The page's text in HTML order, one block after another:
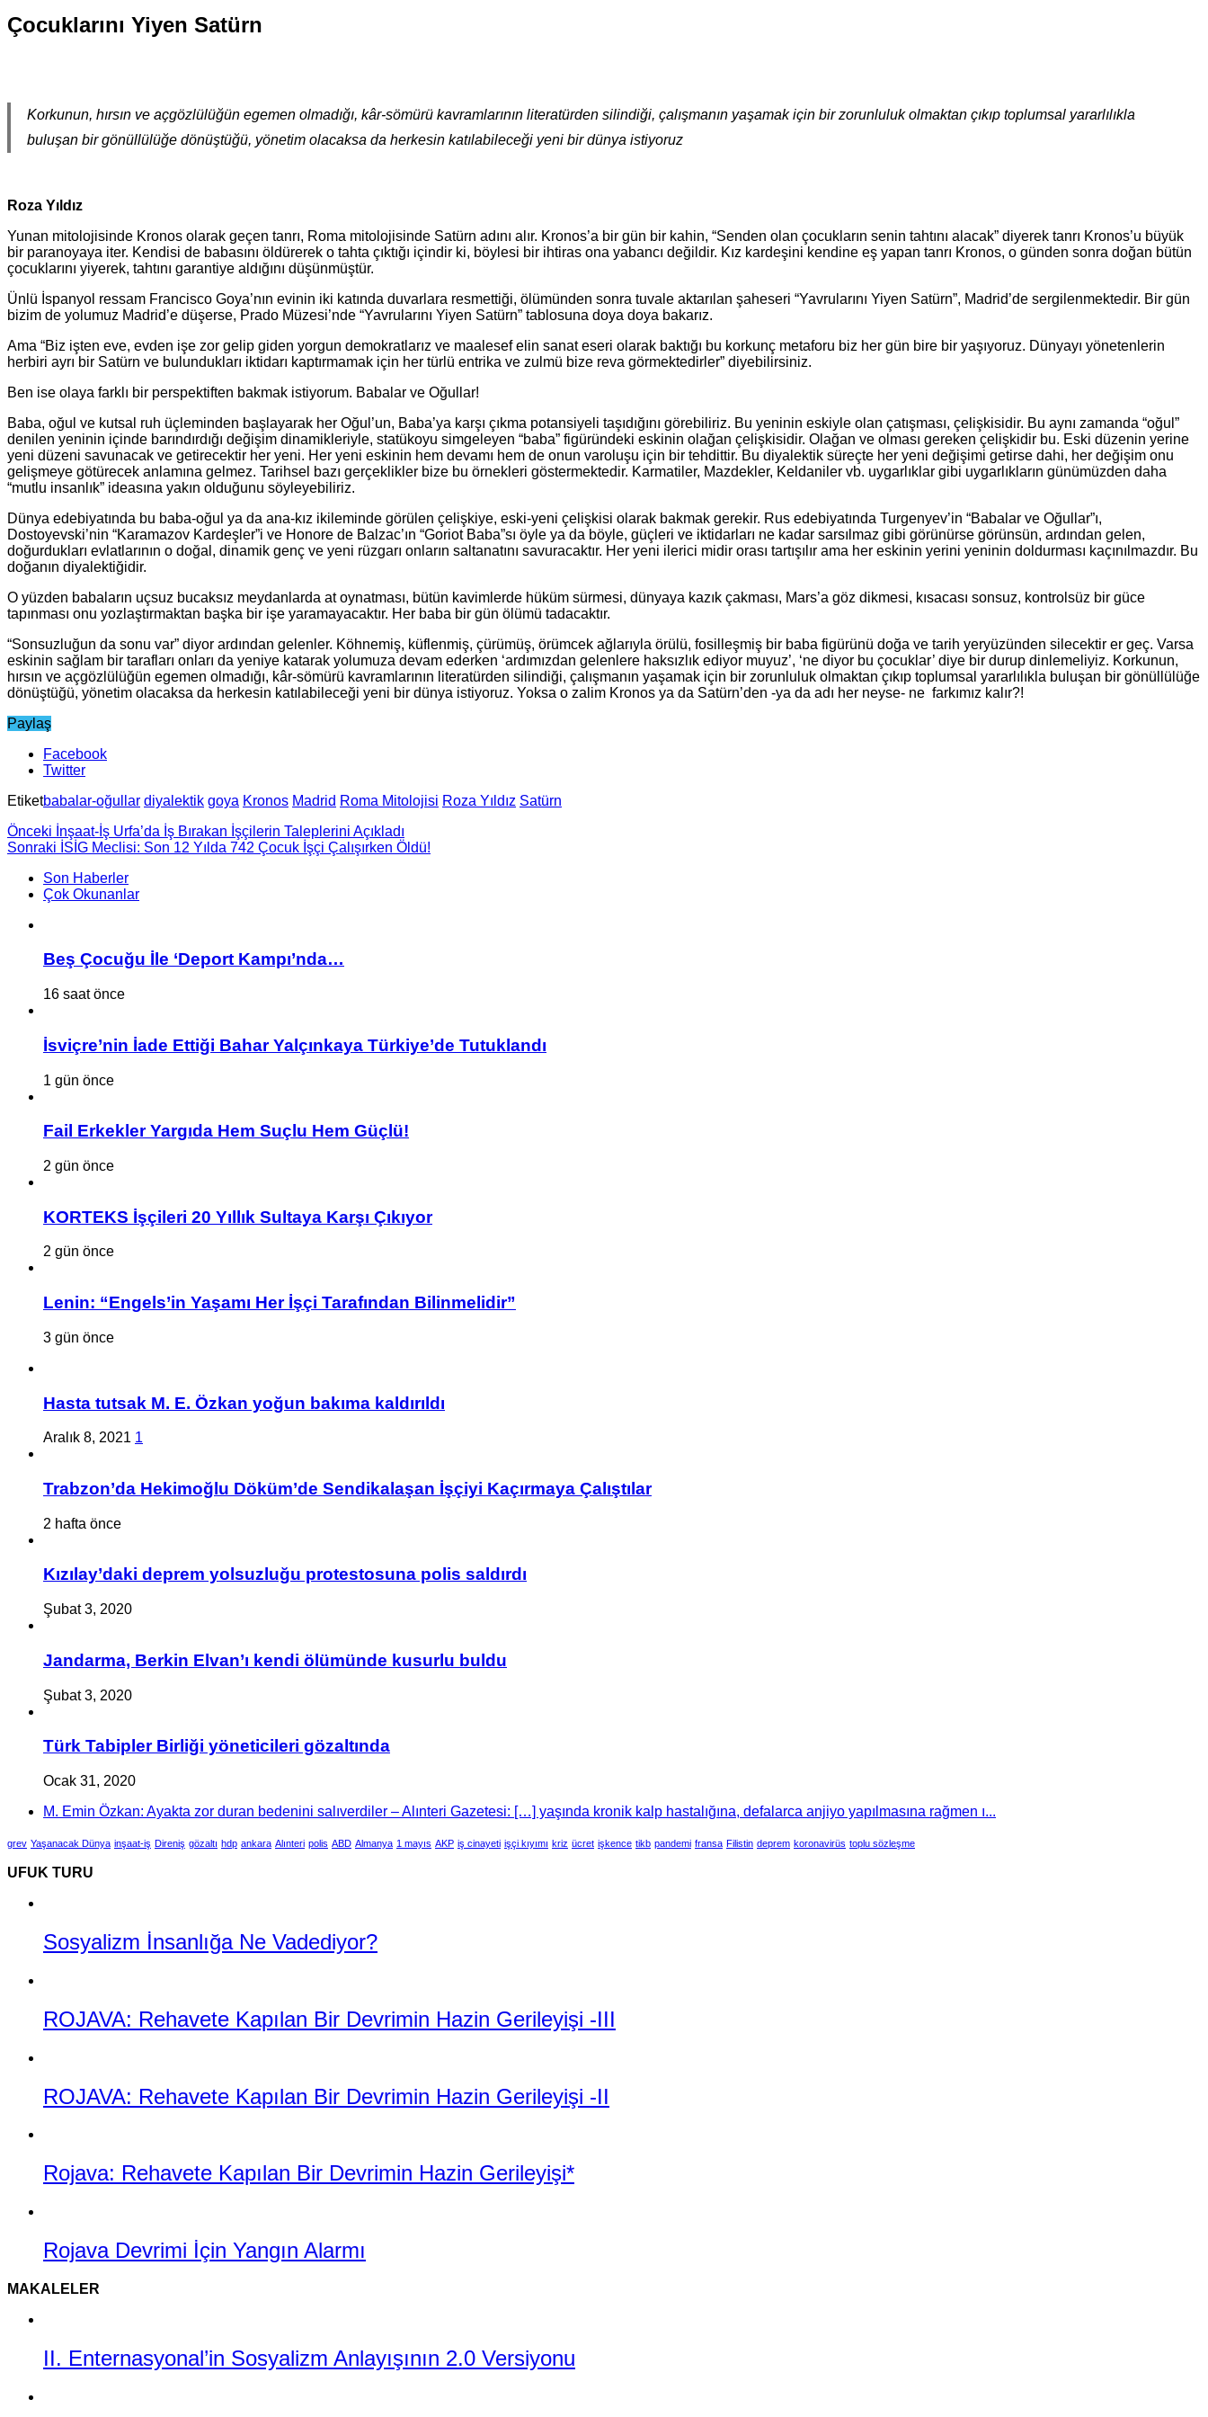
Çocuklarını Yiyen Satürn
Korkunun, hırsın ve açgözlülüğün egemen olmadığı, kâr-sömürü kavramlarının literatürden silindiği, çalışmanın yaşamak için bir zorunluluk olmaktan çıkıp toplumsal yararlılıkla
buluşan bir gönüllülüğe dönüştüğü, yönetim olacaksa da herkesin katılabileceği yeni bir dünya istiyoruz
Roza Yıldız
Yunan mitolojisinde Kronos olarak geçen tanrı, Roma mitolojisinde Satürn adını alır. Kronos’a bir gün bir kahin, “Senden olan çocukların senin tahtını alacak” diyerek tanrı Kronos’u büyük
bir paranoyaya iter. Kendisi de babasını öldürerek o tahta çıktığı içindir ki, böylesi bir ihtiras ona yabancı değildir. Kız kardeşini kendine eş yapan tanrı Kronos, o günden sonra doğan bütün
çocuklarını yiyerek, tahtını garantiye aldığını düşünmüştür.
Ünlü İspanyol ressam Francisco Goya’nın evinin iki katında duvarlara resmettiği, ölümünden sonra tuvale aktarılan şaheseri “Yavrularını Yiyen Satürn”, Madrid’de sergilenmektedir. Bir gün
bizim de yolumuz Madrid’e düşerse, Prado Müzesi’nde “Yavrularını Yiyen Satürn” tablosuna doya doya bakarız.
Ama “Biz işten eve, evden işe zor gelip giden yorgun demokratlarız ve maalesef elin sanat eseri olarak baktığı bu korkunç metaforu biz her gün bire bir yaşıyoruz. Dünyayı yönetenlerin
herbiri ayrı bir Satürn ve bulundukları iktidarı kaptırmamak için her türlü entrika ve zulmü bize reva görmektedirler” diyebilirsiniz.
Ben ise olaya farklı bir perspektiften bakmak istiyorum. Babalar ve Oğullar!
Baba, oğul ve kutsal ruh üçleminden başlayarak her Oğul’un, Baba’ya karşı çıkma potansiyeli taşıdığını görebiliriz. Bu yeninin eskiyle olan çatışması, çelişkisidir. Bu aynı zamanda “oğul”
denilen yeninin içinde barındırdığı değişim dinamikleriyle, statükoyu simgeleyen “baba” figüründeki eskinin olağan çelişkisidir. Olağan ve olması gereken çelişkidir bu. Eski düzenin yerine
yeni düzeni savunacak ve getirecektir her yeni. Her yeni eskinin hem devamı hem de onun varoluşu için bir tehdittir. Bu diyalektik süreçte her yeni değişimi getirse dahi, her değişim onu
gelişmeye götürecek anlamına gelmez. Tarihsel bazı gerçeklikler bize bu örnekleri göstermektedir. Karmatiler, Mazdekler, Keldaniler vb. uygarlıklar gibi uygarlıkların günümüzden daha
“mutlu insanlık” ideasına yakın olduğunu söyleyebiliriz.
Dünya edebiyatında bu baba-oğul ya da ana-kız ikileminde görülen çelişkiye, eski-yeni çelişkisi olarak bakmak gerekir. Rus edebiyatında Turgenyev’in “Babalar ve Oğullar”ı,
Dostoyevski’nin “Karamazov Kardeşler”i ve Honore de Balzac’ın “Goriot Baba”sı öyle ya da böyle, güçleri ve iktidarları ne kadar sarsılmaz gibi görünürse görünsün, ardından gelen,
doğurdukları evlatlarının o doğal, dinamik genç ve yeni rüzgarı onların saltanatını savuracaktır. Her yeni ilerici midir orası tartışılır ama her eskinin yerini yeninin doldurması kaçınılmazdır. Bu
doğanın diyalektiğidir.
O yüzden babaların uçsuz bucaksız meydanlarda at oynatması, bütün kavimlerde hüküm sürmesi, dünyaya kazık çakması, Mars’a göz dikmesi, kısacası sonsuz, kontrolsüz bir güce
tapınması onu yozlaştırmaktan başka bir işe yaramayacaktır. Her baba bir gün ölümü tadacaktır.
“Sonsuzluğun da sonu var” diyor ardından gelenler. Köhnemiş, küflenmiş, çürümüş, örümcek ağlarıyla örülü, fosilleşmiş bir baba figürünü doğa ve tarih yeryüzünden silecektir er geç. Varsa
eskinin sağlam bir tarafları onları da yeniye katarak yolumuza devam ederken ‘ardımızdan gelenlere haksızlık ediyor muyuz’, ‘ne diyor bu çocuklar’ diye bir durup dinlemeliyiz. Korkunun,
hırsın ve açgözlülüğün egemen olmadığı, kâr-sömürü kavramlarının literatürden silindiği, çalışmanın yaşamak için bir zorunluluk olmaktan çıkıp toplumsal yararlılıkla buluşan bir gönüllülüğe
dönüştüğü, yönetim olacaksa da herkesin katılabileceği yeni bir dünya istiyoruz. Yoksa o zalim Kronos ya da Satürn’den -ya da adı her neyse- ne farkımız kalır?!
Paylaş
Facebook
Twitter
Etiketbabalar-oğullar diyalektik goya Kronos Madrid Roma Mitolojisi Roza Yıldız Satürn
Önceki İnşaat-İş Urfa’da İş Bırakan İşçilerin Taleplerini Açıkladı
Sonraki İSİG Meclisi: Son 12 Yılda 742 Çocuk İşçi Çalışırken Öldü!
Son Haberler
Çok Okunanlar
Beş Çocuğu İle ‘Deport Kampı’nda…
16 saat önce
İsviçre’nin İade Ettiği Bahar Yalçınkaya Türkiye’de Tutuklandı
1 gün önce
Fail Erkekler Yargıda Hem Suçlu Hem Güçlü!
2 gün önce
KORTEKS İşçileri 20 Yıllık Sultaya Karşı Çıkıyor
2 gün önce
Lenin: “Engels’in Yaşamı Her İşçi Tarafından Bilinmelidir”
3 gün önce
Hasta tutsak M. E. Özkan yoğun bakıma kaldırıldı
Aralık 8, 2021 1
Trabzon’da Hekimoğlu Döküm’de Sendikalaşan İşçiyi Kaçırmaya Çalıştılar
2 hafta önce
Kızılay’daki deprem yolsuzluğu protestosuna polis saldırdı
Şubat 3, 2020
Jandarma, Berkin Elvan’ı kendi ölümünde kusurlu buldu
Şubat 3, 2020
Türk Tabipler Birliği yöneticileri gözaltında
Ocak 31, 2020
M. Emin Özkan: Ayakta zor duran bedenini salıverdiler – Alınteri Gazetesi: […] yaşında kronik kalp hastalığına, defalarca anjiyo yapılmasına rağmen ı...
grev Yaşanacak Dünya inşaat-iş Direniş gözaltı hdp ankara Alınteri polis ABD Almanya 1 mayıs AKP iş cinayeti işçi kıyımı kriz ücret işkence tikb pandemi fransa Filistin deprem koronavirüs toplu sözleşme
UFUK TURU
Sosyalizm İnsanlığa Ne Vadediyor?
ROJAVA: Rehavete Kapılan Bir Devrimin Hazin Gerileyişi -III
ROJAVA: Rehavete Kapılan Bir Devrimin Hazin Gerileyişi -II
Rojava: Rehavete Kapılan Bir Devrimin Hazin Gerileyişi*
Rojava Devrimi İçin Yangın Alarmı
MAKALELER
II. Enternasyonal’in Sosyalizm Anlayışının 2.0 Versiyonu